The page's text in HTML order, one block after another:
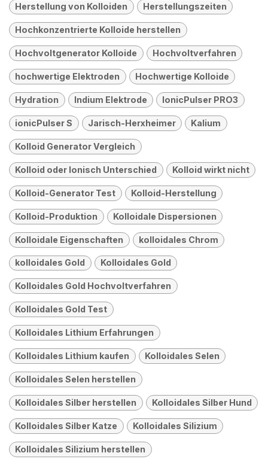
Herstellung von Kolloiden Herstellungszeiten
Hochkonzentrierte Kolloide herstellen
Hochvoltgenerator Kolloide Hochvoltverfahren
hochwertige Elektroden Hochwertige Kolloide
Hydration Indium Elektrode IonicPulser PRO3
ionicPulser S Jarisch-Herxheimer Kalium
Kolloid Generator Vergleich
Kolloid oder Ionisch Unterschied Kolloid wirkt nicht
Kolloid-Generator Test Kolloid-Herstellung
Kolloid-Produktion Kolloidale Dispersionen
Kolloidale Eigenschaften kolloidales Chrom
kolloidales Gold Kolloidales Gold
Kolloidales Gold Hochvoltverfahren
Kolloidales Gold Test
Kolloidales Lithium Erfahrungen
Kolloidales Lithium kaufen Kolloidales Selen
Kolloidales Selen herstellen
Kolloidales Silber herstellen Kolloidales Silber Hund
Kolloidales Silber Katze Kolloidales Silizium
Kolloidales Silizium herstellen